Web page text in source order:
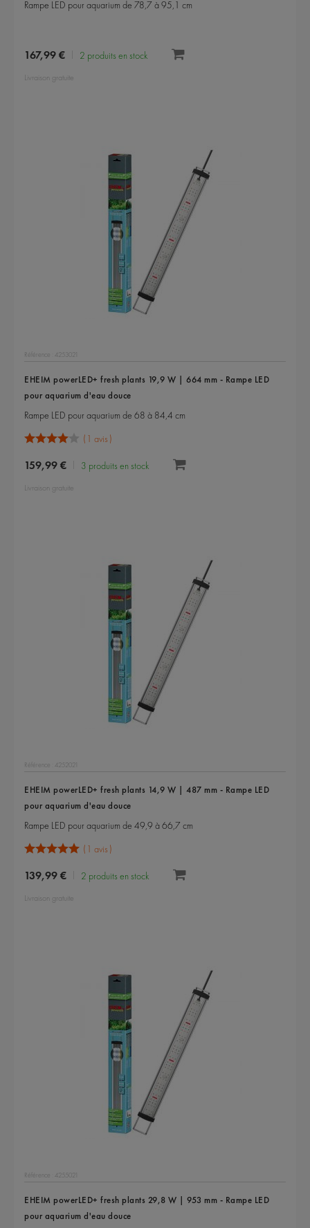
Rampe LED pour aquarium de 78,7 à 95,1 cm
167,99 € 2 produits en stock
Livraison gratuite
Référence : 4253021
EHEIM powerLED+ fresh plants 19,9 W | 664 mm - Rampe LED
pour aquarium d'eau douce
Rampe LED pour aquarium de 68 à 84,4 cm
1 avis
159,99 € 3 produits en stock
Livraison gratuite
Référence : 4252021
EHEIM powerLED+ fresh plants 14,9 W | 487 mm - Rampe LED
pour aquarium d'eau douce
Rampe LED pour aquarium de 49,9 à 66,7 cm
1 avis
139,99 € 2 produits en stock
Livraison gratuite
Référence : 4255021
EHEIM powerLED+ fresh plants 29,8 W | 953 mm - Rampe LED
pour aquarium d'eau douce